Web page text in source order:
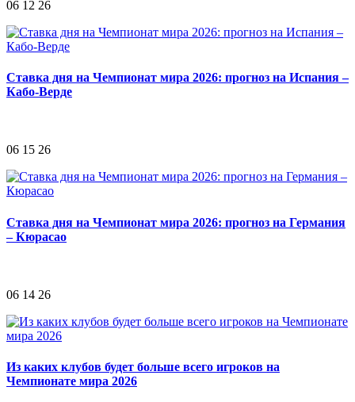
06 12 26
Ставка дня на Чемпионат мира 2026: прогноз на Испания –
Кабо-Верде
06 15 26
Ставка дня на Чемпионат мира 2026: прогноз на Германия
– Кюрасао
06 14 26
Из каких клубов будет больше всего игроков на
Чемпионате мира 2026